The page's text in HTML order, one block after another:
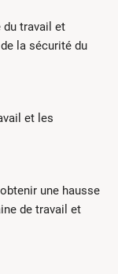
du travail et
la sécurité du
et les
une hausse
de travail et